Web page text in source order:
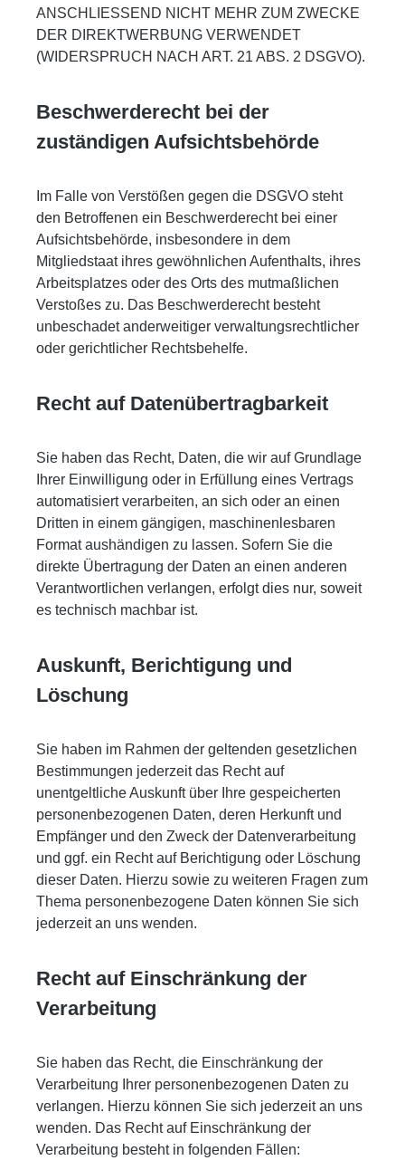
ANSCHLIESSEND NICHT MEHR ZUM ZWECKE
DER DIREKTWERBUNG VERWENDET
(WIDERSPRUCH NACH ART. 21 ABS. 2 DSGVO).
Beschwerde­recht bei der
zuständigen Aufsichts­behörde
Im Falle von Verstößen gegen die DSGVO steht
den Betroffenen ein Beschwerderecht bei einer
Aufsichtsbehörde, insbesondere in dem
Mitgliedstaat ihres gewöhnlichen Aufenthalts, ihres
Arbeitsplatzes oder des Orts des mutmaßlichen
Verstoßes zu. Das Beschwerderecht besteht
unbeschadet anderweitiger verwaltungsrechtlicher
oder gerichtlicher Rechtsbehelfe.
Recht auf Daten­übertrag­barkeit
Sie haben das Recht, Daten, die wir auf Grundlage
Ihrer Einwilligung oder in Erfüllung eines Vertrags
automatisiert verarbeiten, an sich oder an einen
Dritten in einem gängigen, maschinenlesbaren
Format aushändigen zu lassen. Sofern Sie die
direkte Übertragung der Daten an einen anderen
Verantwortlichen verlangen, erfolgt dies nur, soweit
es technisch machbar ist.
Auskunft, Berichtigung und
Löschung
Sie haben im Rahmen der geltenden gesetzlichen
Bestimmungen jederzeit das Recht auf
unentgeltliche Auskunft über Ihre gespeicherten
personenbezogenen Daten, deren Herkunft und
Empfänger und den Zweck der Datenverarbeitung
und ggf. ein Recht auf Berichtigung oder Löschung
dieser Daten. Hierzu sowie zu weiteren Fragen zum
Thema personenbezogene Daten können Sie sich
jederzeit an uns wenden.
Recht auf Einschränkung der
Verarbeitung
Sie haben das Recht, die Einschränkung der
Verarbeitung Ihrer personenbezogenen Daten zu
verlangen. Hierzu können Sie sich jederzeit an uns
wenden. Das Recht auf Einschränkung der
Verarbeitung besteht in folgenden Fällen: